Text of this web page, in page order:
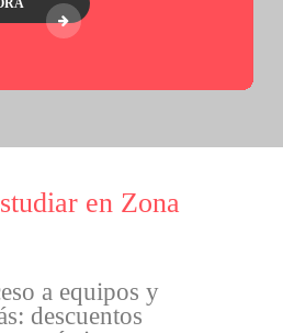
en Zona
a equipos y
descuentos